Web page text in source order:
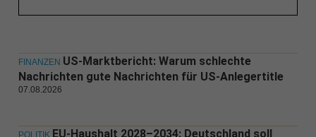
FINANZEN US-Marktbericht: Warum schlechte
Nachrichten gute Nachrichten für US-Anlegertitle
07.08.2026
POLITIK EU-Haushalt 2028–2034: Deutschland soll